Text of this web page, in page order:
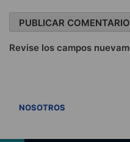
Revise los campos
NOSOTROS